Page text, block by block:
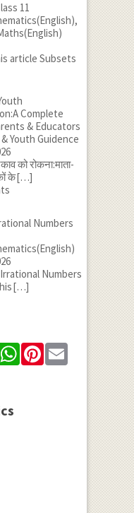
11
article Subsets
Complete
& Educators
Youth Guidence
को रोकना:माता-
के[…]
Numbers
Numbers
[…]
WhatsApp
Pinterest
Email